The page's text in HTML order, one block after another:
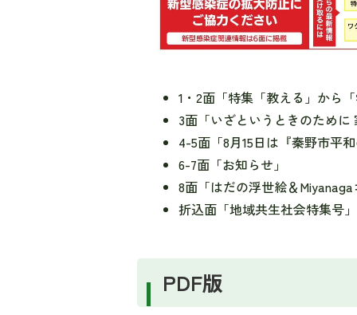
1・2面「特集「教える」から
3面「いざというときのために
4-5面「8月15日は『秦野市平
6-7面「お知らせ」
8面「はだの浮世絵＆
折込面「地域共生社会特集号
PDF版